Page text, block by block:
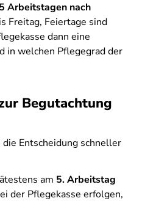
Arbeitstagen nach
Freitag, Feiertage sind
dann eine
in welchen Pflegegrad der
Begutachtung
Entscheidung schneller
am 5. Arbeitstag
der Pflegekasse erfolgen,